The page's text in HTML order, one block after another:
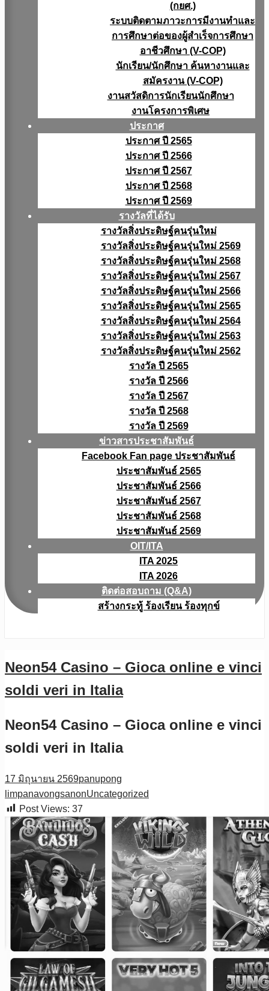
(กยศ.)
ระบบติดตามภาวะการมีงานทำและ
การศึกษาต่อของผู้สำเร็จการศึกษา
อาชีวศึกษา (V-COP)
นักเรียน/นักศึกษา ค้นหางานและ
สมัครงาน (V-COP)
งานสวัสดิการนักเรียนนักศึกษา
งานโครงการพิเศษ
ประกาศ
ประกาศ ปี 2565
ประกาศ ปี 2566
ประกาศ ปี 2567
ประกาศ ปี 2568
ประกาศ ปี 2569
รางวัลที่ได้รับ
รางวัลสิ่งประดิษฐ์คนรุ่นใหม่
รางวัลสิ่งประดิษฐ์คนรุ่นใหม่ 2569
รางวัลสิ่งประดิษฐ์คนรุ่นใหม่ 2568
รางวัลสิ่งประดิษฐ์คนรุ่นใหม่ 2567
รางวัลสิ่งประดิษฐ์คนรุ่นใหม่ 2566
รางวัลสิ่งประดิษฐ์คนรุ่นใหม่ 2565
รางวัลสิ่งประดิษฐ์คนรุ่นใหม่ 2564
รางวัลสิ่งประดิษฐ์คนรุ่นใหม่ 2563
รางวัลสิ่งประดิษฐ์คนรุ่นใหม่ 2562
รางวัล ปี 2565
รางวัล ปี 2566
รางวัล ปี 2567
รางวัล ปี 2568
รางวัล ปี 2569
ข่าวสารประชาสัมพันธ์
Facebook Fan page ประชาสัมพันธ์
ประชาสัมพันธ์ 2565
ประชาสัมพันธ์ 2566
ประชาสัมพันธ์ 2567
ประชาสัมพันธ์ 2568
ประชาสัมพันธ์ 2569
OIT/ITA
ITA 2025
ITA 2026
ติดต่อสอบถาม (Q&A)
สร้างกระทู้ ร้องเรียน ร้องทุกข์
Neon54 Casino – Gioca online e vinci
soldi veri in Italia
Neon54 Casino – Gioca online e vinci
soldi veri in Italia
17 มิถุนายน 2569panupong
limpanavongsanonUncategorized
Post Views: 37